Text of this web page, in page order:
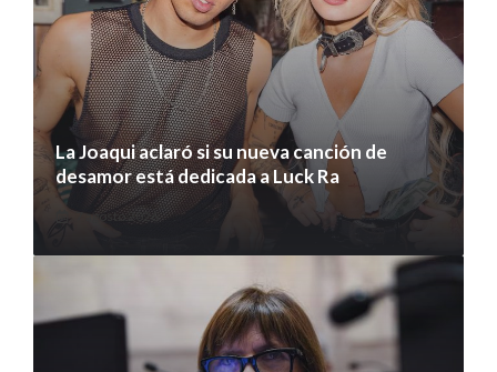
La Joaqui aclaró si su nueva canción de
desamor está dedicada a Luck Ra
7 agosto 2026